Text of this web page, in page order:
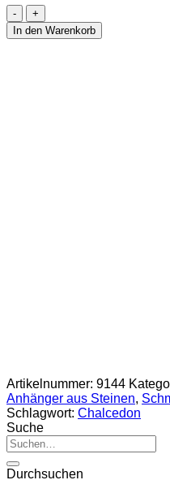
Spitze
aus
Chalcedon
In den Warenkorb
Artikelnummer: 9144
Anhänger aus Steinen,
Schlagwort: Chalcedon
Suche
Suche
nach:
Durchsuchen